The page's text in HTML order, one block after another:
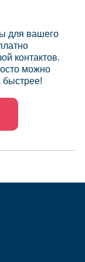
для вашего
контактов.
можно
быстрее!